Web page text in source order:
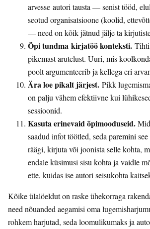
arvesse autori tausta — senist tööd,
seotud organisatsioone (koolid,
— need on kõik jätnud jälje ta
Õpi tundma kirjatöö konteksti.
pikemast arutelust. Uuri, mis
poolt argumenteerib ja kellega eri
Ära loe pikalt järjest. Pikk
on palju vähem efektiivne kui
sessioonid.
Kasuta erinevaid õpimooduseid.
saadud infot töötled, seda paremini
räägi, kirjuta või joonista selle kohta,
endale küsimusi sisu kohta ja vaidle
ette, kuidas ise autori seisukohta
Kõike ülalöeldut on raske ühekorraga
need nõuanded aegamisi oma
rohkem harjutad, seda loomulikumaks ja